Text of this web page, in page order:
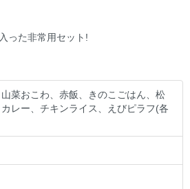
った非常用セット!
菜おこわ、赤飯、きのこごはん、松
レー、チキンライス、えびピラフ(各